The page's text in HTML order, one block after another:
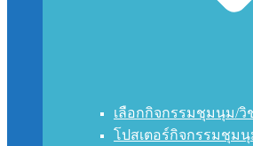
เลือกกิจกรรมชุมนุม/วิ
โปสเตอร์กิจกรรมชุมนุ